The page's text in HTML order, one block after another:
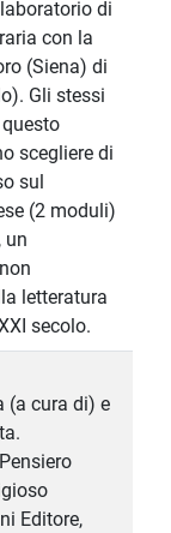
di
con la
(Siena) di
Gli stessi
scegliere di
sul
(2 moduli)
un
letteratura
secolo.
(a cura di) e
Editore,